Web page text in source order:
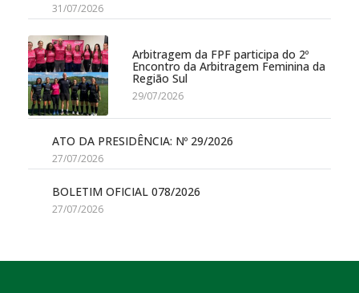
31/07/2026
Arbitragem da FPF participa do 2º
Encontro da Arbitragem Feminina da
Região Sul
29/07/2026
ATO DA PRESIDÊNCIA: Nº 29/2026
27/07/2026
BOLETIM OFICIAL 078/2026
27/07/2026